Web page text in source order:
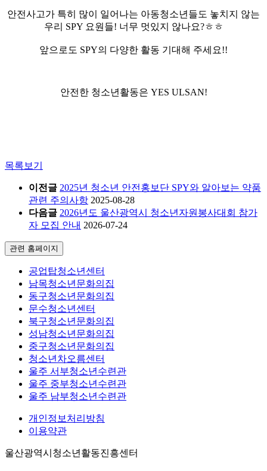
안전사고가 특히 많이 일어나는 아동청소년들도 놓치지 않는
우리 SPY 요원들! 너무 멋있지 않나요?ㅎㅎ
앞으로도 SPY의 다양한 활동 기대해 주세요!!
안전한 청소년활동은 YES ULSAN!
목록보기
이전글 2025년 청소년 안전홍보단 SPY와 알아보는 약품
관련 주의사항 2025-08-28
다음글 2026년도 울산광역시 청소년자원봉사대회 참가
자 모집 안내 2026-07-24
관련 홈페이지
공업탑청소년센터
남목청소년문화의집
동구청소년문화의집
문수청소년센터
북구청소년문화의집
성남청소년문화의집
중구청소년문화의집
청소년차오름센터
울주 서부청소년수련관
울주 중부청소년수련관
울주 남부청소년수련관
개인정보처리방침
이용약관
울산광역시청소년활동진흥센터